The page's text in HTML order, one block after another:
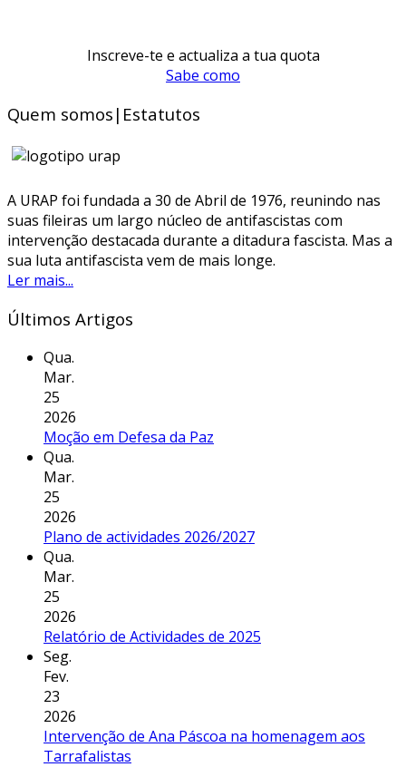
Inscreve-te e actualiza a tua quota
Sabe como
Quem somos|Estatutos
A URAP foi fundada a 30 de Abril de 1976, reunindo nas
suas fileiras um largo núcleo de antifascistas com
intervenção destacada durante a ditadura fascista. Mas a
sua luta antifascista vem de mais longe.
Ler mais...
Últimos Artigos
Qua.
Mar.
25
2026
Moção em Defesa da Paz
Qua.
Mar.
25
2026
Plano de actividades 2026/2027
Qua.
Mar.
25
2026
Relatório de Actividades de 2025
Seg.
Fev.
23
2026
Intervenção de Ana Páscoa na homenagem aos
Tarrafalistas